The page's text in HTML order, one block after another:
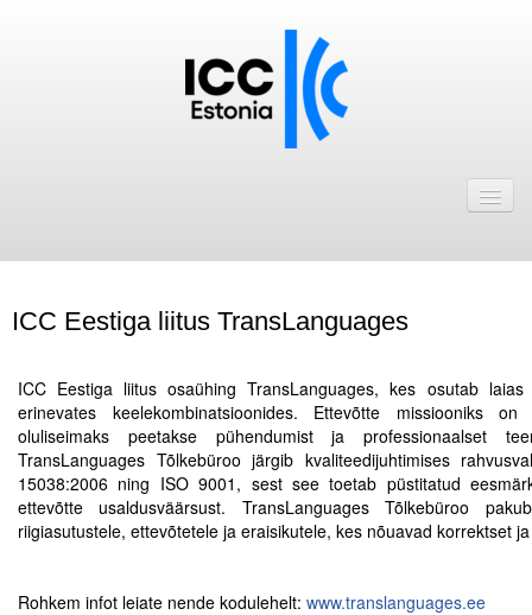
ICC Eesti liikmebaas
Liikmete pakkumised
Astu ICC Eesti liikmeks!
Kalender
ICC Eesti
ICC Eestiga liitus TransLanguages
ICC Eestiga liitus osaühing TransLanguages, kes osutab
erinevates keelekombinatsioonides. Ettevõtte missiooniks
oluliseimaks peetakse pühendumist ja professionaalset
TransLanguages Tõlkebüroo järgib kvaliteedijuhtimises
15038:2006 ning ISO 9001, sest see toetab püstitatud
ettevõtte usaldusväärsust. TransLanguages Tõlkebüroo
riigiasutustele, ettevõtetele ja eraisikutele, kes nõuavad korrektset
Rohkem infot leiate nende kodulehelt: www.translanguages.ee